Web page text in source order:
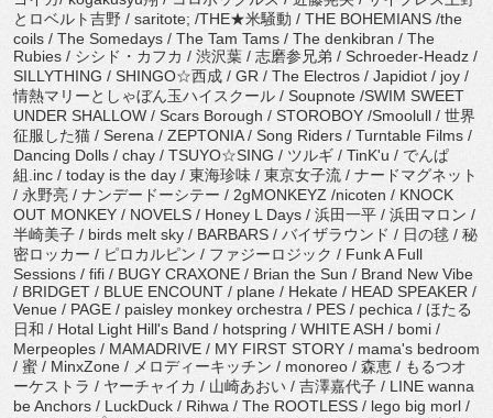
とロベルト吉野 / saritote; /THE★米騒動 / THE BOHEMIANS /the
coils / The Somedays / The Tam Tams / The denkibran / The
Rubies / シシド・カフカ / 渋沢葉 / 志磨参兄弟 / Schroeder-Headz /
SILLYTHING / SHINGO☆西成 / GR / The Electros / Japidiot / joy /
情熱マリーとしゃぼん玉ハイスクール / Soupnote /SWIM SWEET
UNDER SHALLOW / Scars Borough / STOROBOY /Smoolull / 世界
征服した猫 / Serena / ZEPTONIA / Song Riders / Turntable Films /
Dancing Dolls / chay / TSUYO☆SING / ツルギ / TinK'u / でんぱ
組.inc / today is the day / 東海珍味 / 東京女子流 / ナードマグネット
/ 永野亮 / ナンデードーシテー / 2gMONKEYZ /nicoten / KNOCK
OUT MONKEY / NOVELS / Honey L Days / 浜田一平 / 浜田マロン /
半崎美子 / birds melt sky / BARBARS / バイザラウンド / 日の毬 / 秘
密ロッカー / ピロカルピン / ファジーロジック / Funk A Full
Sessions / fifi / BUGY CRAXONE / Brian the Sun / Brand New Vibe
/ BRIDGET / BLUE ENCOUNT / plane / Hekate / HEAD SPEAKER /
Venue / PAGE / paisley monkey orchestra / PES / pechica / ほたる
日和 / Hotal Light Hill's Band / hotspring / WHITE ASH / bomi /
Merpeoples / MAMADRIVE / MY FIRST STORY / mama's bedroom
/ 蜜 / MinxZone / メロディーキッチン / monoreo / 森恵 / もるつオ
ーケストラ / ヤーチャイカ / 山崎あおい / 吉澤嘉代子 / LINE wanna
be Anchors / LuckDuck / Rihwa / The ROOTLESS / lego big morl /